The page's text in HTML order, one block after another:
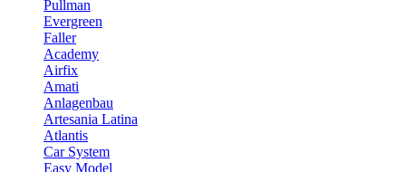
Pullman
Evergreen
Faller
Academy
Airfix
Amati
Anlagenbau
Artesania Latina
Atlantis
Car System
Easy Model